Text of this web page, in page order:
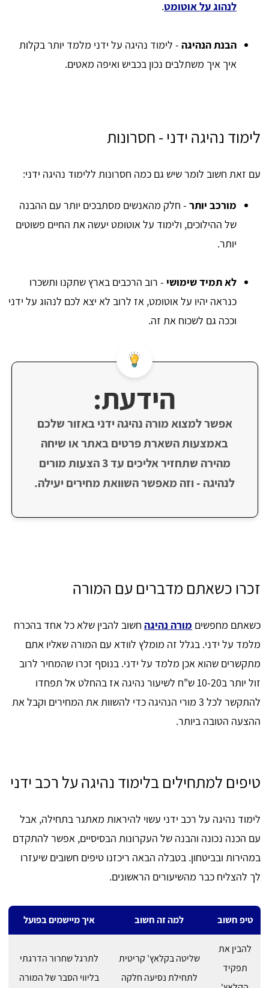
לנהוג על אוטומט.
הבנת הנהיגה - לימוד נהיגה על ידני מלמד יותר בקלות
איך איך משתלבים נכון בכביש ואיפה מאטים.
לימוד נהיגה ידני - חסרונות
עם זאת חשוב לומר שיש גם כמה חסרונות ללימוד נהיגה ידני:
מורכב יותר - חלק מהאנשים מסתבכים יותר עם ההבנה
של ההילוכים, ולימוד על אוטומט יעשה את החיים פשוטים
יותר.
לא תמיד שימושי - רוב הרכבים בארץ שתקנו ותשכרו
כנראה יהיו על אוטומט, אז לרוב לא יצא לכם לנהוג על ידני
וככה גם לשכוח את זה.
הידעת:
אפשר למצוא מורה נהיגה ידני באזור שלכם
באמצעות השארת פרטים באתר או שיחה
מהירה שתחזיר אליכים עד 3 הצעות מורים
לנהיגה - וזה מאפשר השוואת מחירים יעילה.
זכרו כשאתם מדברים עם המורה
כשאתם מחפשים מורה נהיגה חשוב להבין שלא כל אחד בהכרח
מלמד על ידני. בגלל זה מומלץ לוודא עם המורה שאליו אתם
מתקשרים שהוא אכן מלמד על ידני. בנוסף זכרו שהמחיר לרוב
זול יותר ב10-20 ש"ח לשיעור נהיגה אז בהחלט אל תפחדו
להתקשר לכל 3 מורי הנהיגה כדי להשוות את המחירים וקבל את
ההצעה הטובה ביותר.
טיפים למתחילים בלימוד נהיגה על רכב ידני
לימוד נהיגה על רכב ידני עשוי להיראות מאתגר בתחילה, אבל
עם הכנה נכונה והבנה של העקרונות הבסיסיים, אפשר להתקדם
במהירות ובביטחון. בטבלה הבאה ריכזנו טיפים חשובים שיעזרו
לך להצליח כבר מהשיעורים הראשונים.
טיפ חשוב למה זה חשוב איך מיישמים בפועל
להבין את
תפקיד
שליטה בקלאץ' קריטית
לתחילת נסיעה חלקה
לתרגל שחרור הדרגתי
בליווי הסבר של המורה